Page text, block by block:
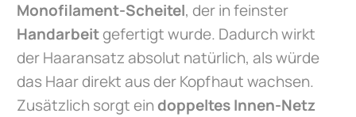
Monofilament-Scheitel, der in feinster
Handarbeitgefertigt wurde. Dadurch wirkt
der Haaransatz absolut natürlich, als würde
das Haar direkt aus der Kopfhaut wachsen.
Zusätzlich sorgt eindoppeltes Innen-Netz